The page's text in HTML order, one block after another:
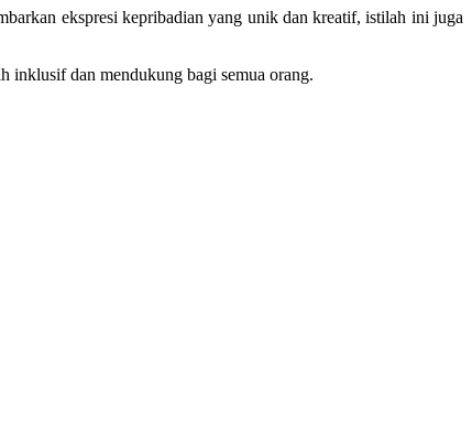
ekspresi kepribadian yang unik dan kreatif, istilah ini juga
inklusif dan mendukung bagi semua orang.